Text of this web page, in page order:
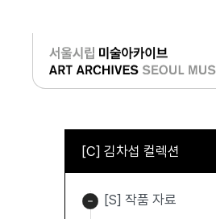
로그인
[C] 김차섭 컬렉션
[S] 작품 자료